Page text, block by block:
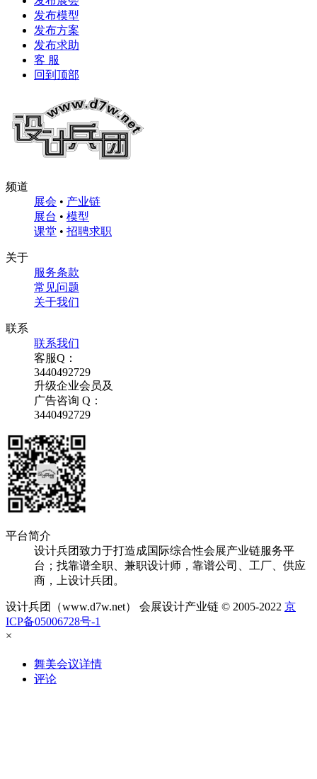
发布模型
发布方案
发布求助
客 服
回到顶部
频道
展会 • 产业链
展台 • 模型
课堂 • 招聘求职
关于
服务条款
常见问题
关于我们
联系
联系我们
客服Q：
3440492729
升级企业会员及
广告咨询 Q：
3440492729
平台简介
设计兵团致力于打造成国际综合性会展产业链服务平
台；找靠谱全职、兼职设计师，靠谱公司、工厂、供应
商，上设计兵团。
设计兵团（www.d7w.net） 会展设计产业链 © 2005-2022 京
ICP备05006728号-1
×
舞美会议详情
评论